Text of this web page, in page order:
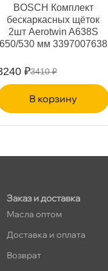
BOSCH Комплект
ескаркасных щёток
2шт Aerotwin A638S
650/530 мм 3397007638
₽3410 ₽
корзину
Заказ и доставка
Масла оптом
Доставка и оплата
озврат